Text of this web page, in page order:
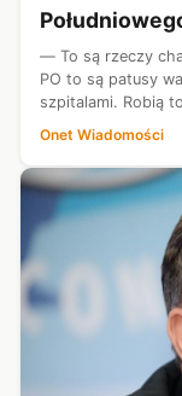
— To są rzeczy
PO to są patusy
szpitalami. Robią
Przemysław
Onet Wiadomości